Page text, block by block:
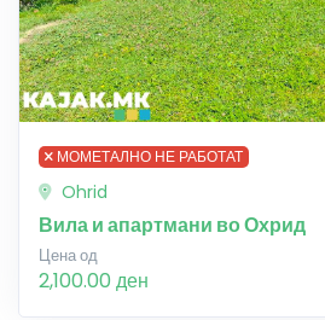
МОМЕТАЛНО НЕ РАБОТАТ
Ohrid
Вила и апартмани во Охрид
Цена од
2,100.00 ден